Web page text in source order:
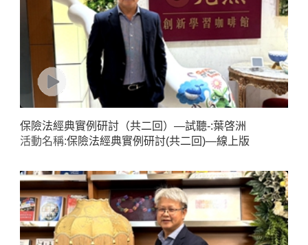
保險法經典實例研討（共二回）—試聽-:葉啓洲
活動名稱:保險法經典實例研討(共二回)—線上版